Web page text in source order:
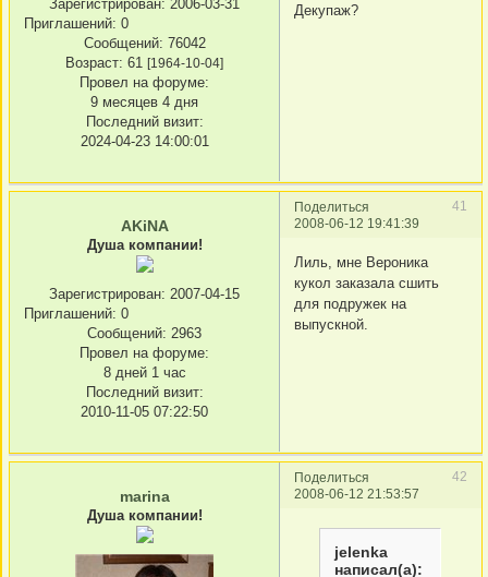
Зарегистрирован: 2006-03-31
Приглашений: 0
Сообщений: 76042
Возраст: 61 [1964-10-04]
Провел на форуме:
9 месяцев 4 дня
Последний визит:
2024-04-23 14:00:01
Декупаж?
Поделиться
41
2008-06-12 19:41:39
AKiNA
Душа компании!
Зарегистрирован: 2007-04-15
Приглашений: 0
Сообщений: 2963
Провел на форуме:
8 дней 1 час
Последний визит:
2010-11-05 07:22:50
Лиль, мне Вероника
кукол заказала сшить
для подружек на
выпускной.
Поделиться
42
2008-06-12 21:53:57
marina
Душа компании!
jelenka
написал(а):